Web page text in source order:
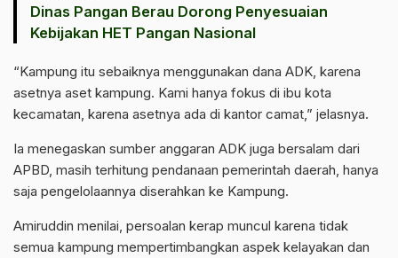
Dinas Pangan Berau Dorong Penyesuaian
Kebijakan HET Pangan Nasional
‎“Kampung itu sebaiknya menggunakan dana ADK, karena
asetnya aset kampung. Kami hanya fokus di ibu kota
kecamatan, karena asetnya ada di kantor camat,” jelasnya.
‎Ia menegaskan sumber anggaran ADK juga bersalam dari
APBD, masih terhitung pendanaan pemerintah daerah, hanya
saja pengelolaannya diserahkan ke Kampung.
‎Amiruddin menilai, persoalan kerap muncul karena tidak
semua kampung mempertimbangkan aspek kelayakan dan